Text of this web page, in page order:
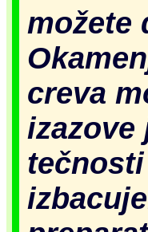
možete
creva
izazove